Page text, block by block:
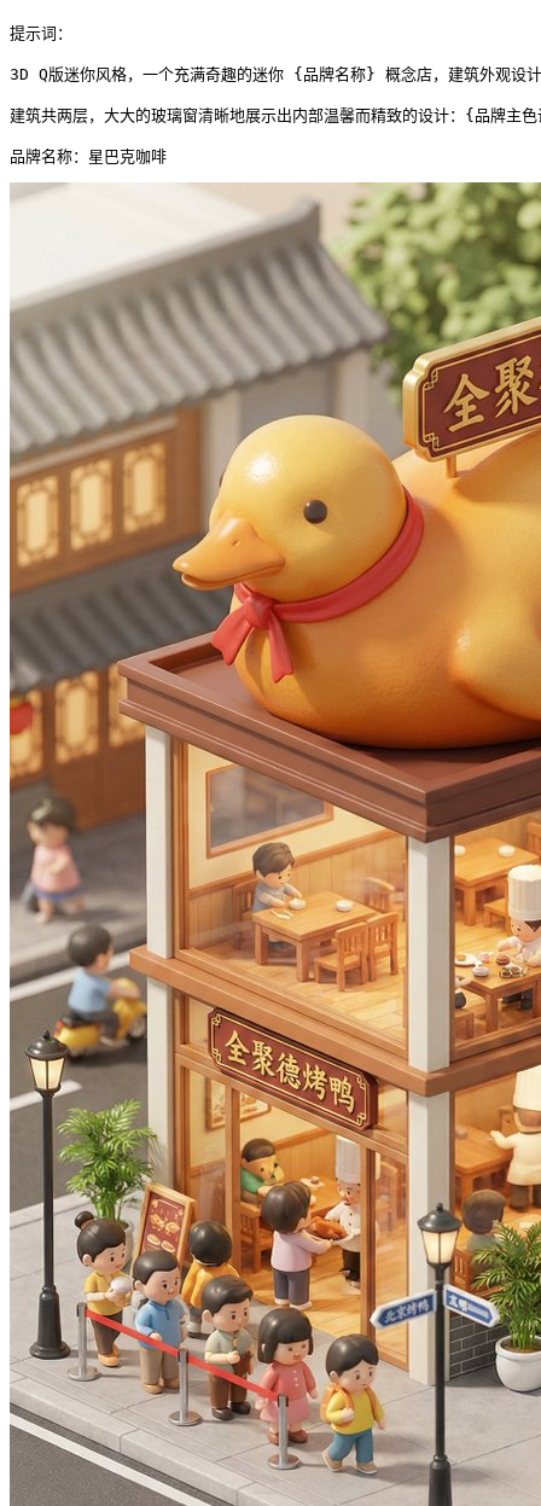
提示词：
3D Q版迷你风格，一个充满奇趣的迷你 {品牌名称} 概念店，建筑外观
建筑共两层，大大的玻璃窗清晰地展示出内部温馨而精致的设计：{品牌
品牌名称：星巴克咖啡